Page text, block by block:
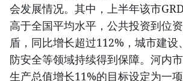
会发展情况。其中，上半年该市
高于全国平均水平，公共投资到位
盾，同比增长超过112%，城市建设
防安全等领域持续得到保障。河内
生产总值增长11%的目标设定为一